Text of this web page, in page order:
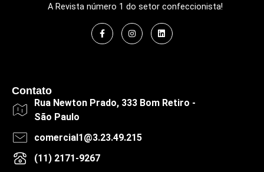
A Revista número 1 do setor confeccionista!
Contato
Rua Newton Prado, 333 Bom Retiro -
São Paulo
comercial1@3.23.49.215
(11) 2171-9267